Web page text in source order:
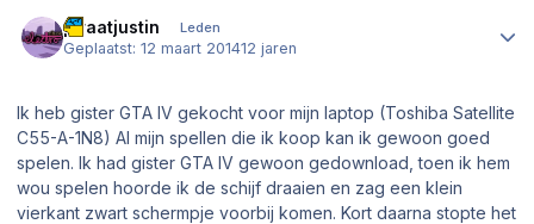
piraatjustin Leden
Geplaatst:12 maart 201412 jaren
Ik heb gister GTA IV gekocht voor mijn laptop (Toshiba Satellite
C55-A-1N8) Al mijn spellen die ik koop kan ik gewoon goed
spelen. Ik had gister GTA IV gewoon gedownload, toen ik hem
wou spelen hoorde ik de schijf draaien en zag een klein
vierkant zwart schermpje voorbij komen. Kort daarna stopte het